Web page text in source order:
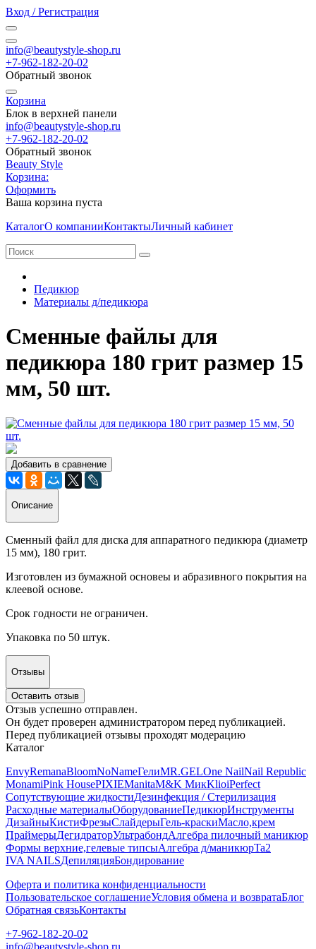
Вход / Регистрация
info@beautystyle-shop.ru
+7-962-182-20-02
Обратный звонок
Корзина
Блок в верхней панели
info@beautystyle-shop.ru
+7-962-182-20-02
Обратный звонок
Beauty Style
Корзина:
Оформить
Ваша корзина пуста
КаталогО компанииКонтактыЛичный кабинет
Педикюр
Материалы д/педикюра
Сменные файлы для
педикюра 180 грит размер 15
мм, 50 шт.
Добавить в сравнение
Описание
Сменный файл для диска для аппаратного педикюра (диаметр
15 мм), 180 грит.
Изготовлен из бумажной основеы и абразивного покрытия на
клеевой основе.
Срок годности не ограничен.
Упаковка по 50 штук.
Отзывы
Оставить отзыв
Отзыв успешно отправлен.
Он будет проверен администратором перед публикацией.
Перед публикацией отзывы проходят модерацию
Каталог
EnvyRemanaBloomNoNameГелиMR.GELOne NailNail Republic
MonamiPink HousePIXIEManitaM&K МикKlioiPerfect
Сопутствующие жидкостиДезинфекция / Стерилизация
Расходные материалыОборудованиеПедикюрИнструменты
ДизайныКистиФрезыСлайдерыГель-краскиМасло,крем
ПраймерыДегидраторУльтрабондАлгебра пилочный маникюр
Формы верхние,гелевые типсыАлгебра д/маникюрTa2
IVA NAILSДепиляцияБондирование
Оферта и политика конфиденциальности
Пользовательское соглашениеУсловия обмена и возвратаБлог
Обратная связьКонтакты
+7-962-182-20-02